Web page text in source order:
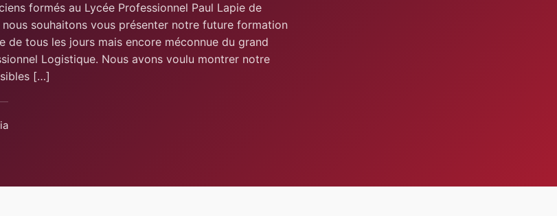
formés au Lycée Professionnel Paul Lapie de
souhaitons vous présenter notre future formation
de tous les jours mais encore méconnue du grand
Logistique. Nous avons voulu montrer notre
[…]